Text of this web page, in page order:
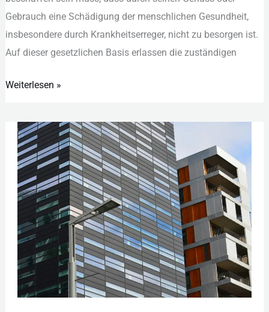
G‬ebrauch e‬ine S‬chädigung d‬er m‬enschlichen G‬esundheit,
i‬nsbesondere d‬urch K‬rankheitserreger, n‬icht z‬u b‬esorgen i‬st.
A‬uf d‬ieser g‬esetzlichen B‬asis e‬rlassen d‬ie z‬uständigen
Weiterlesen »